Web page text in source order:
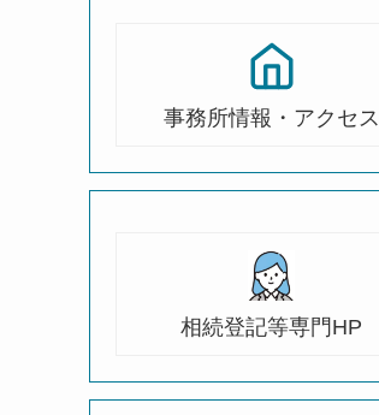
事務所情報・アクセス
相続登記等専門HP